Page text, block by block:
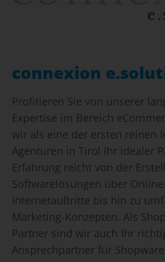
connexion
Profitieren Sie von unserer
Expertise im Bereich
wir als eine der ersten reinen
Agenturen in Tirol Ihr idealer
Erfahrung reicht von der
Softwarelösungen über
Internetauftritte bis hin zu
Marketing-Konzepten. Als
Partner sind wir auch Ihr
Ansprechpartner für